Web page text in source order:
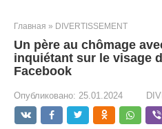
Главная » DIVERTISSEMENT
Un père au chômage
inquiétant sur le visage
Facebook
Опубликовано: 25.01.2024